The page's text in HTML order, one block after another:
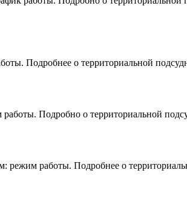
Подробнее о территориальной
Подробно о территориальной
работы. Подробнее о